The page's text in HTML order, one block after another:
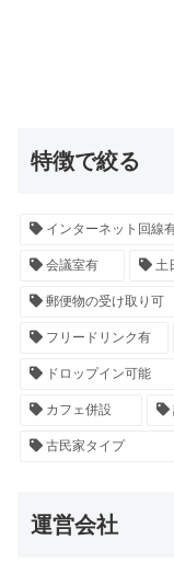
特徴で絞る
インターネット回線
会議室有 土
郵便物の受け取り可
フリードリンク有
ドロップイン可能
カフェ併設
古民家タイプ
運営会社